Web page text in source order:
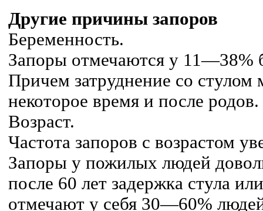
Другие причины запоров
Беременность.
Запоры отмечаются у
Причем затруднение со стулом
некоторое время и после родов.
Возраст.
Частота запоров с возрастом
Запоры у пожилых людей
после 60 лет задержка стула
отмечают у себя 30—60%